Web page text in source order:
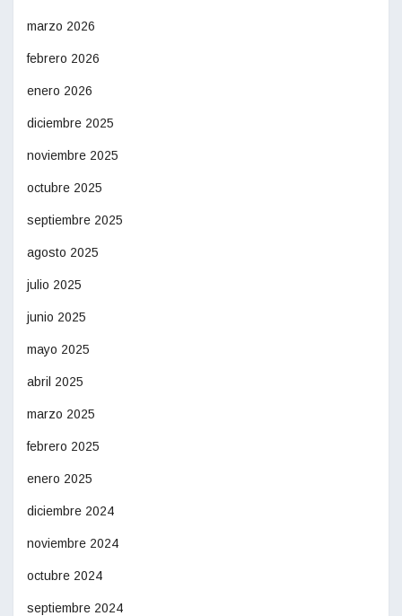
marzo 2026
febrero 2026
enero 2026
diciembre 2025
noviembre 2025
octubre 2025
septiembre 2025
agosto 2025
julio 2025
junio 2025
mayo 2025
abril 2025
marzo 2025
febrero 2025
enero 2025
diciembre 2024
noviembre 2024
octubre 2024
septiembre 2024